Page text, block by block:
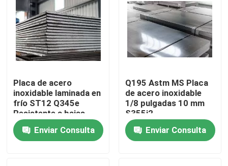
En casa
Placa de acero
inoxidable laminada en
frío ST12 Q345e
Resistente a bajas
temperaturas
Enviar Consulta
Q195 Astm MS Placa
de acero inoxidable
1/8 pulgadas 10 mm
S355j2
Enviar Consulta